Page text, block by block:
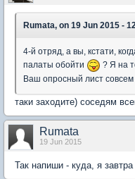
Rumata, on 19 Jun 2015 -
4-й отряд, а вы, кстати,
палаты обойти
? Я на
Ваш опросный лист
таки заходите) соседям
Rumata
19 Jun 2015
Так напиши - куда, я завтра